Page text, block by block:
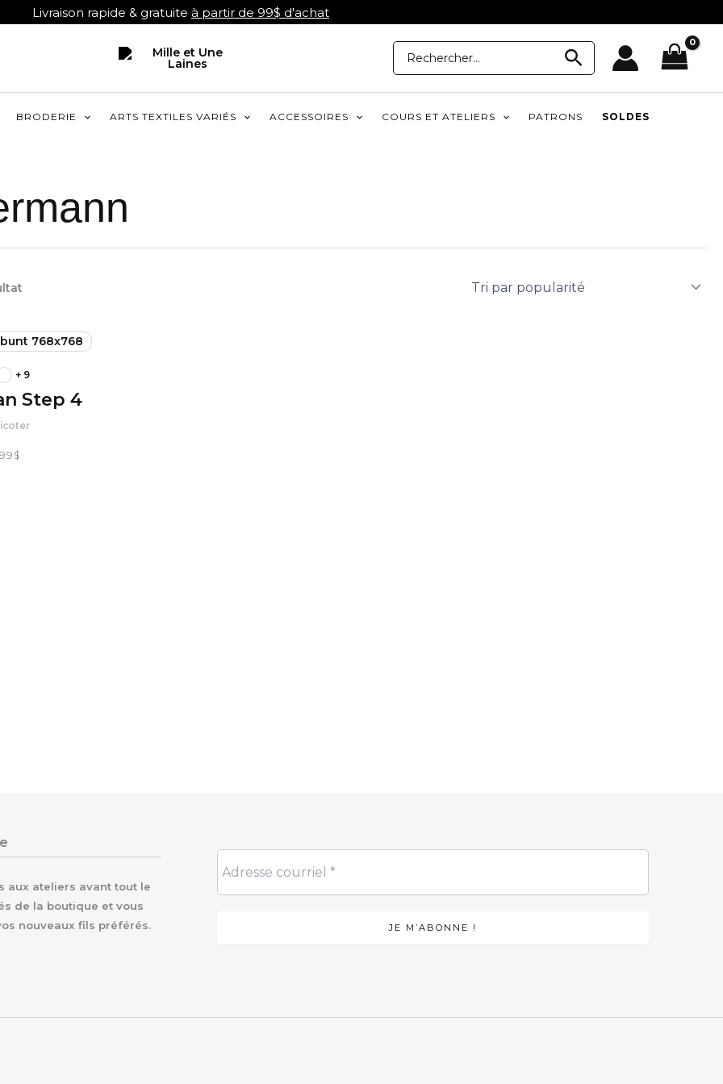
Livraison rapide & gratuite à partir de 99$ d'achat
Recherche
pour:
Recherche
BRODERIE ARTS TEXTILES VARIÉS ACCESSOIRES COURS ET ATELIERS PATRONS SOLDES
+ 9
Step 4
.99 $
aux ateliers avant tout le
de la boutique et vous
nouveaux fils préférés.